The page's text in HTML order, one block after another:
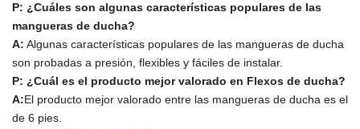
P: ¿Cuáles son algunas características populares de las
mangueras de ducha?
A: Algunas características populares de las mangueras de ducha
son probadas a presión, flexibles y fáciles de instalar.
P: ¿Cuál es el producto mejor valorado en Flexos de ducha?
A:El producto mejor valorado entre las mangueras de ducha es el
de 6 pies.